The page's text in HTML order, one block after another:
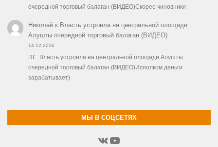
очередной торговый балаган (ВИДЕО)Скорее чиновники
Николайк Власть устроила на центральной площади
Алушты очередной торговый балаган (ВИДЕО)
14.12.2016
RE: Власть устроила на центральной площади Алушты
очередной торговый балаган (ВИДЕО)Исполком деньги
зарабатывает)
МЫ В СОЦСЕТЯХ
ВКонтакте
YouTube